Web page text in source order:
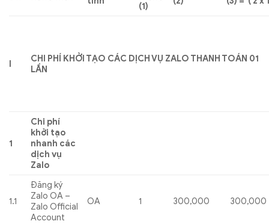
(1)
I
CHI PHÍ KHỞI TẠO CÁC DỊCH VỤ ZALO THANH TOÁN 01
LẦN
1
Chi phí
khởi tạo
nhanh các
dịch vụ
Zalo
1.1
Đăng ký
Zalo OA –
Zalo Official
Account
OA 1 300,000 300,000